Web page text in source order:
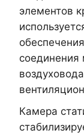
элементов
Камера